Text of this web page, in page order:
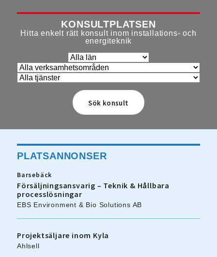
KONSULTPLATSEN
Hitta enkelt rätt konsult inom installations- och
energiteknik
PLATSANNONSER
Barsebäck
Försäljningsansvarig – Teknik & Hållbara
processlösningar
EBS Environment & Bio Solutions AB
Projektsäljare inom Kyla
Ahlsell